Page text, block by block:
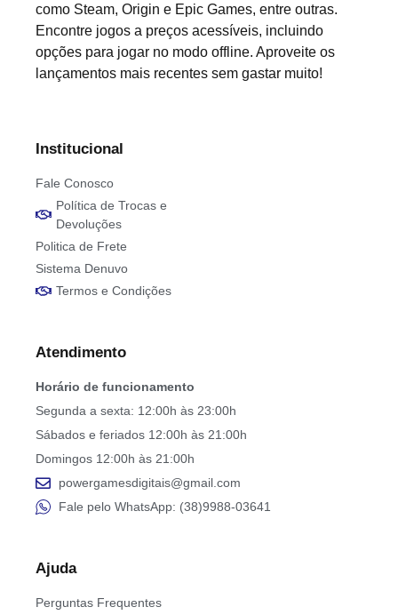
como Steam, Origin e Epic Games, entre outras.
Encontre jogos a preços acessíveis, incluindo
opções para jogar no modo offline. Aproveite os
lançamentos mais recentes sem gastar muito!
Institucional
Fale Conosco
Política de Trocas e
Devoluções
Politica de Frete
Sistema Denuvo
Termos e Condições
Atendimento
Horário de funcionamento
Segunda a sexta: 12:00h às 23:00h
Sábados e feriados 12:00h às 21:00h
Domingos 12:00h às 21:00h
powergamesdigitais@gmail.com
Fale pelo WhatsApp: (38)9988-03641
Ajuda
Perguntas Frequentes